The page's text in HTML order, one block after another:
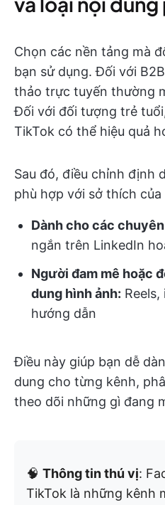
Chọn các nền tảng mà
bạn sử dụng. Đối với
thảo trực tuyến thường
Đối với đối tượng trẻ
TikTok có thể hiệu quả
Sau đó, điều chỉnh định
phù hợp với sở thích của
Dành cho các
ngắn trên LinkedIn
Người đam mê hoặc
dung hình ảnh:
hướng dẫn
Điều này giúp bạn dễ
dung cho từng kênh,
theo dõi những gì đang
🧠 Thông tin thú vị:
TikTok là những kênh